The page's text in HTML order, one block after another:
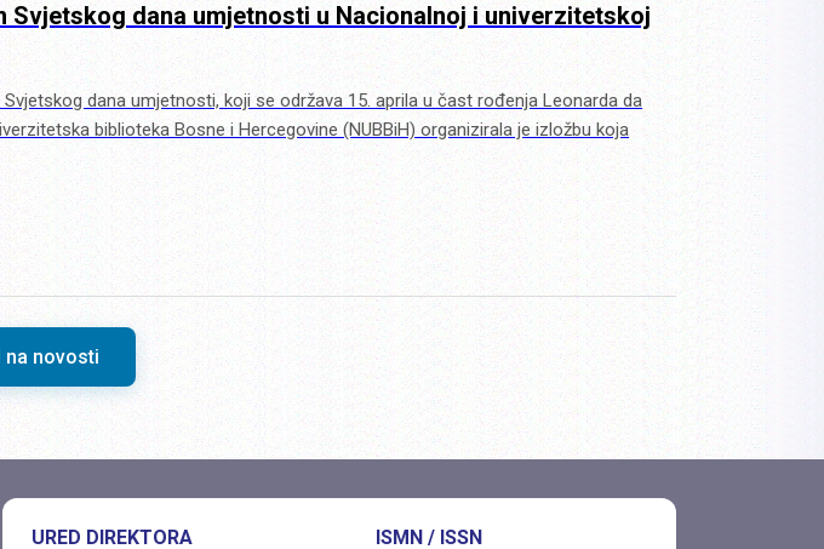
Svjetskog dana umjetnosti u Nacionalnoj i univerzitetskoj
dana umjetnosti, koji se održava 15. aprila u čast rođenja Leonarda da
biblioteka Bosne i Hercegovine (NUBBiH) organizirala je izložbu koja
novosti
URED DIREKTORA ISMN / ISSN